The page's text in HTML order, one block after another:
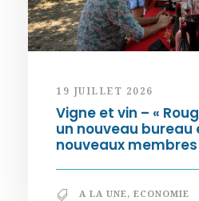
19 JUILLET 2026
Vigne et vin – «
un nouveau bureau
nouveaux membres
A LA UNE, ECONOMIE